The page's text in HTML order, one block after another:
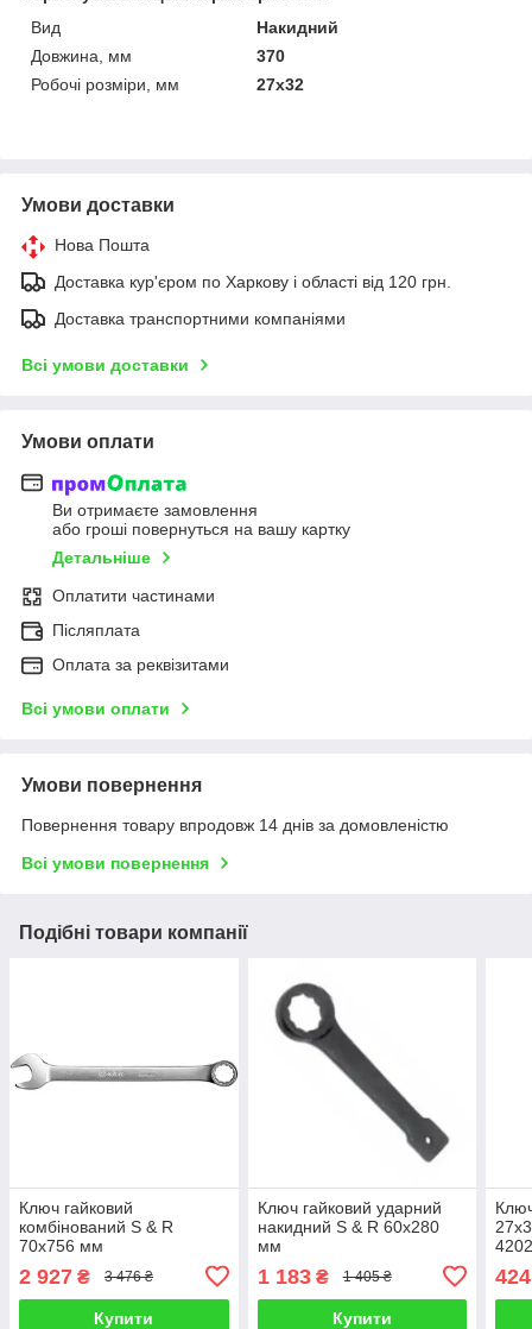
Вид
Накидний
Довжина, мм
370
Робочі розміри, мм
27х32
Умови доставки
Нова Пошта
Доставка кур'єром по Харкову і області від 120 грн.
Доставка транспортними компаніями
Всі умови доставки
Умови оплати
Ви отримаєте замовлення
або гроші повернуться на вашу картку
Детальніше
Оплатити частинами
Післяплата
Оплата за реквізитами
Всі умови оплати
Умови повернення
Повернення товару впродовж 14 днів за домовленістю
Всі умови повернення
Подібні товари компанії
Ключ гайковий
комбінований S & R
70х756 мм
2 927 ₴ 3 476 ₴
Купити
Ключ гайковий ударний
накидний S & R 60х280
мм
1 183₴ 1 405 ₴
Купити
424